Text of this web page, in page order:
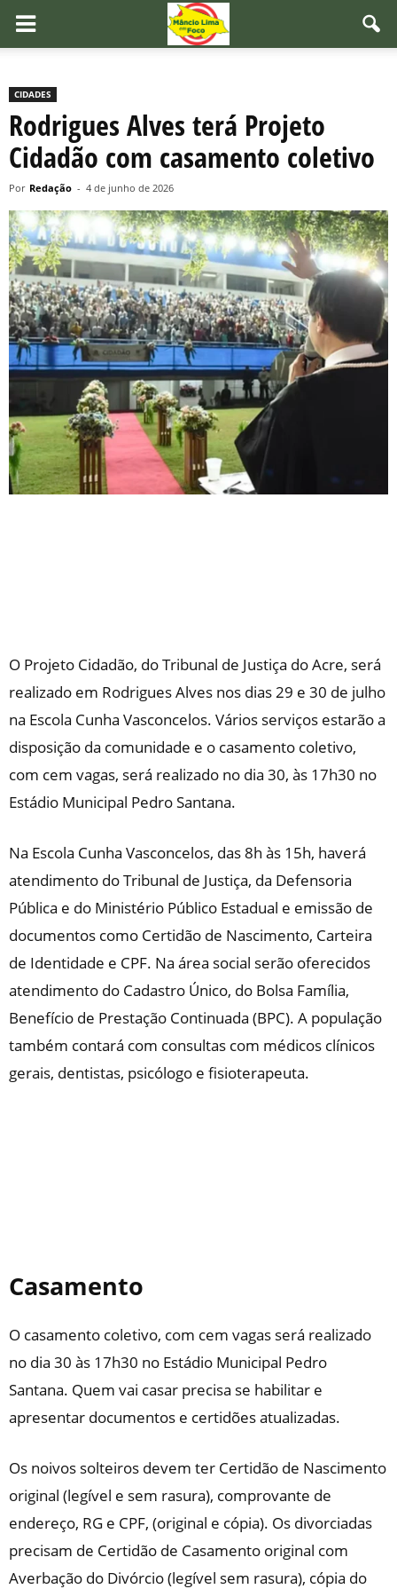
CIDADES
Rodrigues Alves terá Projeto
Cidadão com casamento coletivo
Por Redação - 4 de junho de 2026
O Projeto Cidadão, do Tribunal de Justiça do Acre, será
realizado em Rodrigues Alves nos dias 29 e 30 de julho
na Escola Cunha Vasconcelos. Vários serviços estarão a
disposição da comunidade e o casamento coletivo,
com cem vagas, será realizado no dia 30, às 17h30 no
Estádio Municipal Pedro Santana.
Na Escola Cunha Vasconcelos, das 8h às 15h, haverá
atendimento do Tribunal de Justiça, da Defensoria
Pública e do Ministério Público Estadual e emissão de
documentos como Certidão de Nascimento, Carteira
de Identidade e CPF. Na área social serão oferecidos
atendimento do Cadastro Único, do Bolsa Família,
Benefício de Prestação Continuada (BPC). A população
também contará com consultas com médicos clínicos
gerais, dentistas, psicólogo e fisioterapeuta.
Casamento
O casamento coletivo, com cem vagas será realizado
no dia 30 às 17h30 no Estádio Municipal Pedro
Santana. Quem vai casar precisa se habilitar e
apresentar documentos e certidões atualizadas.
Os noivos solteiros devem ter Certidão de Nascimento
original (legível e sem rasura), comprovante de
endereço, RG e CPF, (original e cópia). Os divorciadas
precisam de Certidão de Casamento original com
Averbação do Divórcio (legível sem rasura), cópia do